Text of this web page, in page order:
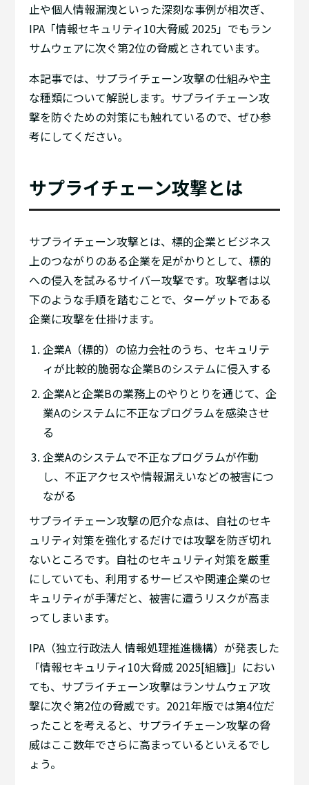
止や個人情報漏洩といった深刻な事例が相次ぎ、
IPA「情報セキュリティ10大脅威 2025」でもラン
サムウェアに次ぐ第2位の脅威とされています。
本記事では、サプライチェーン攻撃の仕組みや主
な種類について解説します。サプライチェーン攻
撃を防ぐための対策にも触れているので、ぜひ参
考にしてください。
サプライチェーン攻撃とは
サプライチェーン攻撃とは、標的企業とビジネス
上のつながりのある企業を足がかりとして、標的
への侵入を試みるサイバー攻撃です。攻撃者は以
下のような手順を踏むことで、ターゲットである
企業に攻撃を仕掛けます。
企業A（標的）の協力会社のうち、セキュリテ
ィが比較的脆弱な企業Bのシステムに侵入する
企業Aと企業Bの業務上のやりとりを通じて、企
業Aのシステムに不正なプログラムを感染させ
る
企業Aのシステムで不正なプログラムが作動
し、不正アクセスや情報漏えいなどの被害につ
ながる
サプライチェーン攻撃の厄介な点は、自社のセキ
ュリティ対策を強化するだけでは攻撃を防ぎ切れ
ないところです。自社のセキュリティ対策を厳重
にしていても、利用するサービスや関連企業のセ
キュリティが手薄だと、被害に遭うリスクが高ま
ってしまいます。
IPA（独立行政法人 情報処理推進機構）が発表した
「情報セキュリティ10大脅威 2025[組織]」におい
ても、サプライチェーン攻撃はランサムウェア攻
撃に次ぐ第2位の脅威です。2021年版では第4位だ
ったことを考えると、サプライチェーン攻撃の脅
威はここ数年でさらに高まっているといえるでし
ょう。